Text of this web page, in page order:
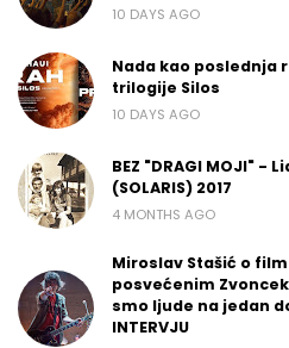
10 DAYS AGO
Nada kao poslednja
trilogije Silos
10 DAYS AGO
BEZ "DRAGI MOJI" -
(SOLARIS) 2017
4 MONTHS AGO
Miroslav Stašić o
posvećenim
smo ljude na jedan
INTERVJU